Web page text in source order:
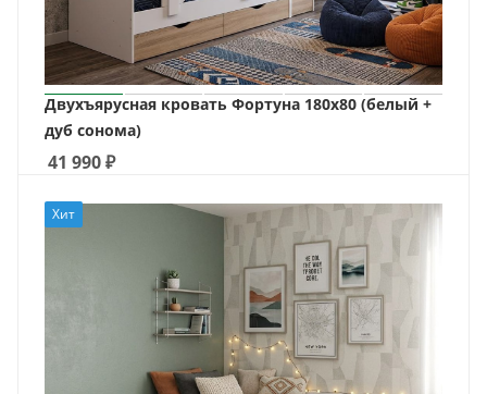
Двухъярусная кровать Фортуна 180х80 (белый +
дуб сонома)
41 990₽
Хит